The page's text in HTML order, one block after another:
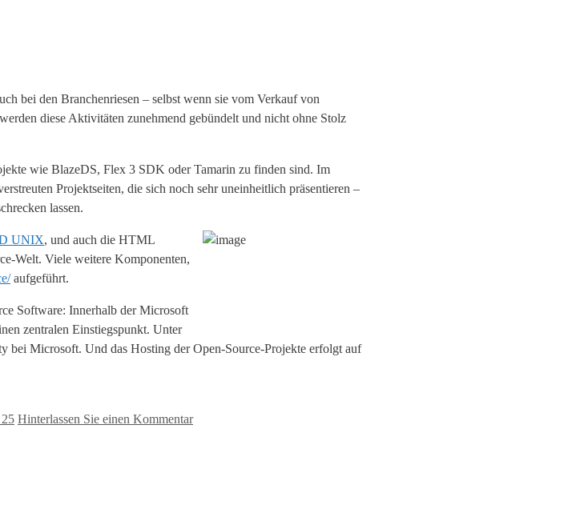
bei den Branchenriesen – selbst wenn sie vom Verkauf von
diese Aktivitäten zunehmend gebündelt und nicht ohne Stolz
wie BlazeDS, Flex 3 SDK oder Tamarin zu finden sind. Im
Projektseiten, die sich noch sehr uneinheitlich präsentieren –
lassen.
UNIX, und auch die HTML
Welt. Viele weitere Komponenten,
aufgeführt.
Software: Innerhalb der Microsoft
zentralen Einstiegspunkt. Unter
bei Microsoft. Und das Hosting der Open-Source-Projekte erfolgt auf
Hinterlassen Sie einen Kommentar